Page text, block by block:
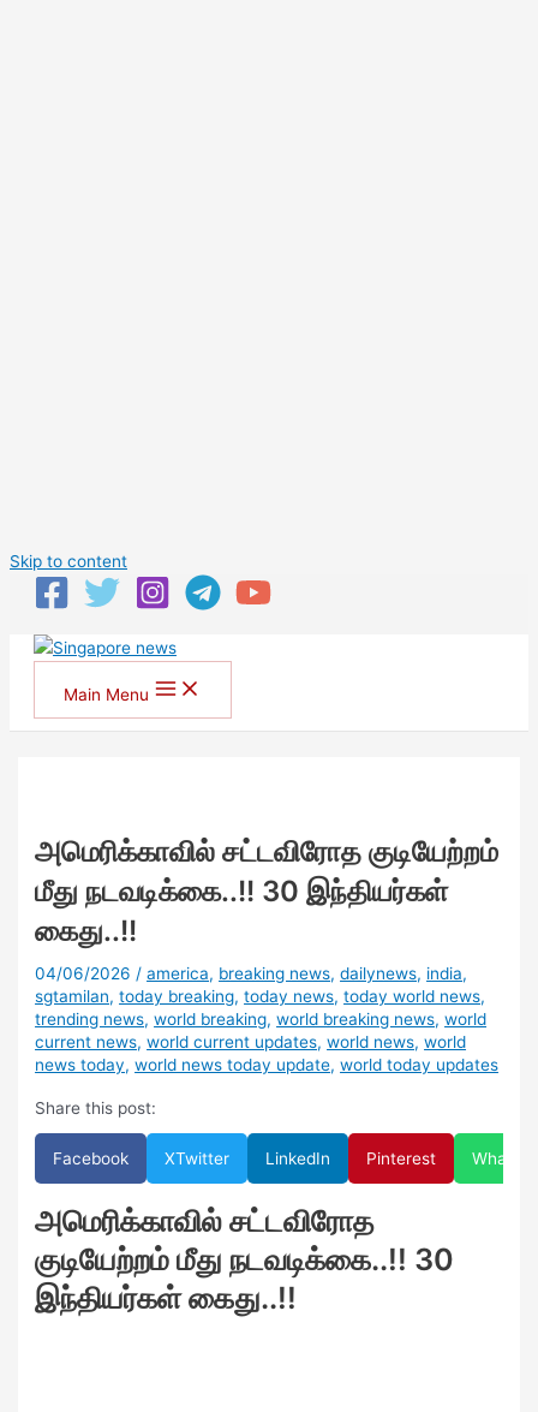
Skip to content
Main Menu
அமெரிக்காவில் சட்டவிரோத குடியேற்றம்
மீது நடவடிக்கை..!! 30 இந்தியர்கள்
கைது..!!
04/06/2026 /america, breaking news,dailynews, india,
sgtamilan,today breaking,today news,today world news,
trending news,world breaking,world breaking news,world
current news,world current updates,world news,world
news today,world news today update,world today updates
Share this post:
Facebook XTwitter LinkedIn Pinterest
அமெரிக்காவில் சட்டவிரோத
குடியேற்றம் மீது நடவடிக்கை..!! 30
இந்தியர்கள் கைது..!!